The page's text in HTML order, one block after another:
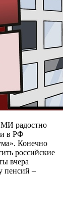
радостно
в РФ
Конечно
российские
вчера
пенсий –